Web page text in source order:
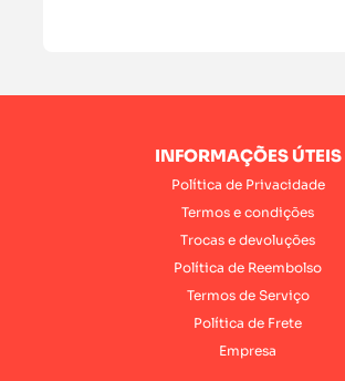
INFORMAÇÕES ÚTEIS
Política de Privacidade
Termos e condições
Trocas e devoluções
Política de Reembolso
Termos de Serviço
Política de Frete
Empresa